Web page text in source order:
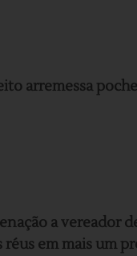
arremessa
a vereador
em mais um